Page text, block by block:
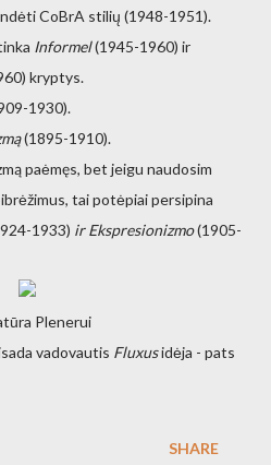
CoBrA stilių (1948-1951).
Informel(1945-1960) ir
kryptys.
1930).
(1895-1910).
paėmęs, bet jeigu naudosim
tai potėpiai persipina
1933) ir Ekspresionizmo(1905-
Plenerui
vadovautis Fluxusidėja - pats
SHARE